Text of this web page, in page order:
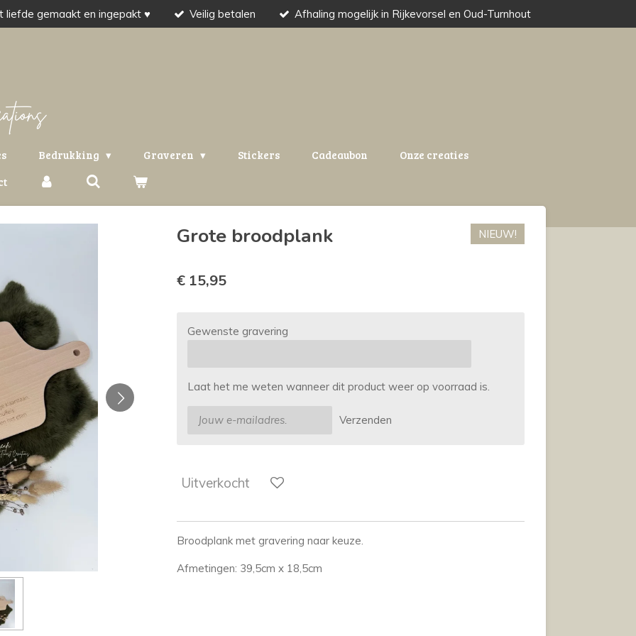
liefde gemaakt en ingepakt ♥ Veilig betalen Afhaling mogelijk in Rijkevorsel en Oud-Turnhout
Bedrukking Graveren Stickers Cadeaubon
Onze creaties
Grote broodplank NIEUW!
€ 15,95
Gewenste gravering
Laat het me weten wanneer dit product weer op voorraad is.
Verzenden
Uitverkocht
Broodplank met gravering naar keuze.
Afmetingen: 39,5cm x 18,5cm